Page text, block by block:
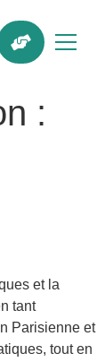
:
et la
tant
Parisienne et
tout en